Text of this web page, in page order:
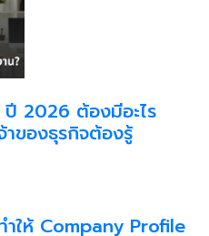
2026 ต้องมีอะไร
าของธุรกิจต้องรู้
ให้ Company Profile